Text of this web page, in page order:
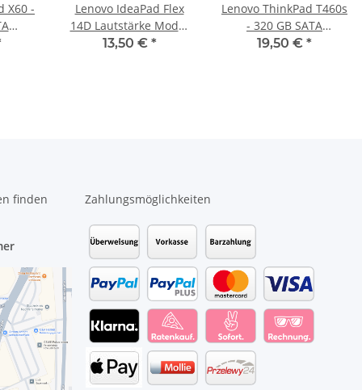
X60 -
Lenovo IdeaPad Flex
14D Lautstärke Modul
Button Board inkl. Flex
13,50 € *
Lenovo ThinkPad T460s
- 320 GB SATA
HDD/Festplatte
19,50 € *
finden
Zahlungsmöglichkeiten